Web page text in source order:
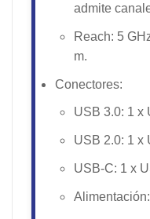
admite
Reach: 5
m.
Conectores:
USB 3.0: 1 x
USB 2.0: 1 x
USB-C: 1 x